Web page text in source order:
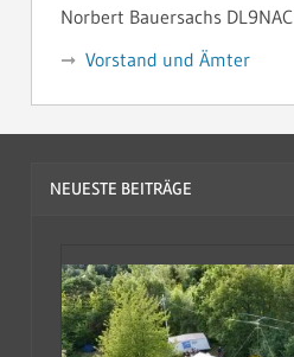
Norbert Bauersachs DL9NAC
Vorstand und Ämter
NEUESTE BEITRÄGE